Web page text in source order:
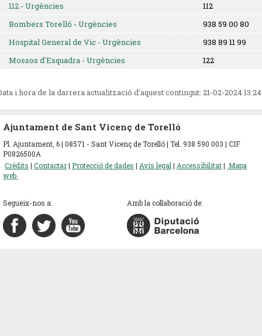
112 - Urgències
112
Bombers Torelló - Urgències
938 59 00 80
Hospital General de Vic - Urgències
938 89 11 99
Mossos d'Esquadra - Urgències
122
i hora de la darrera actualització d'aquest contingut: 21-02-2024 13:24
Ajuntament de Sant Vicenç de Torelló
Pl. Ajuntament, 6 | 08571 - Sant Vicenç de Torelló | Tel. 938 590 003 | CIF
P0826500A
Crèdits | Contactar| Protecció de dades | Avís legal | Accessibilitat| Mapa
web
Segueix-nos a: Amb la col·laboració de: